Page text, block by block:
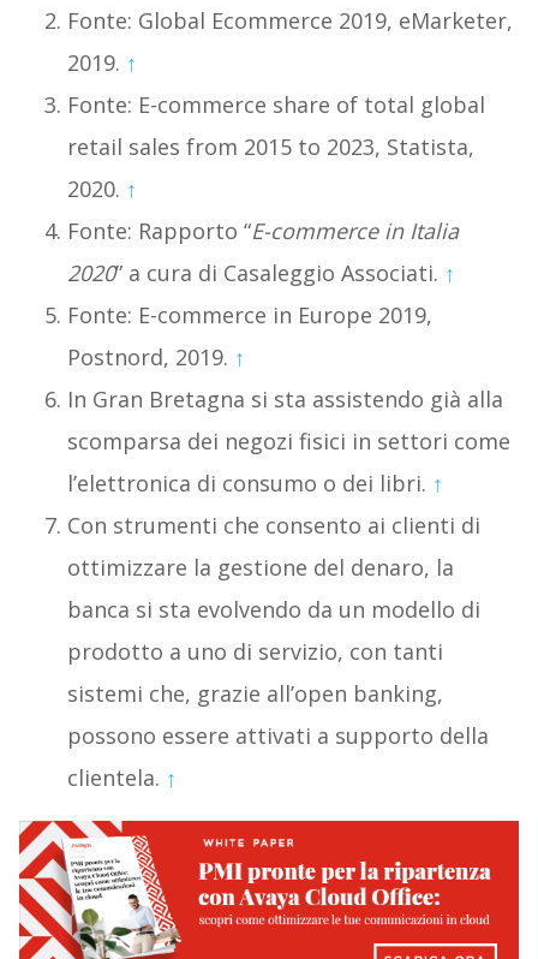
Fonte: Global Ecommerce 2019, eMarketer,
2019. ↑
Fonte: E-commerce share of total global
retail sales from 2015 to 2023, Statista,
2020. ↑
Fonte: Rapporto “E-commerce in Italia
2020” a cura di Casaleggio Associati. ↑
Fonte: E-commerce in Europe 2019,
Postnord, 2019. ↑
In Gran Bretagna si sta assistendo già alla
scomparsa dei negozi fisici in settori come
l’elettronica di consumo o dei libri. ↑
Con strumenti che consento ai clienti di
ottimizzare la gestione del denaro, la
banca si sta evolvendo da un modello di
prodotto a uno di servizio, con tanti
sistemi che, grazie all’open banking,
possono essere attivati a supporto della
clientela. ↑